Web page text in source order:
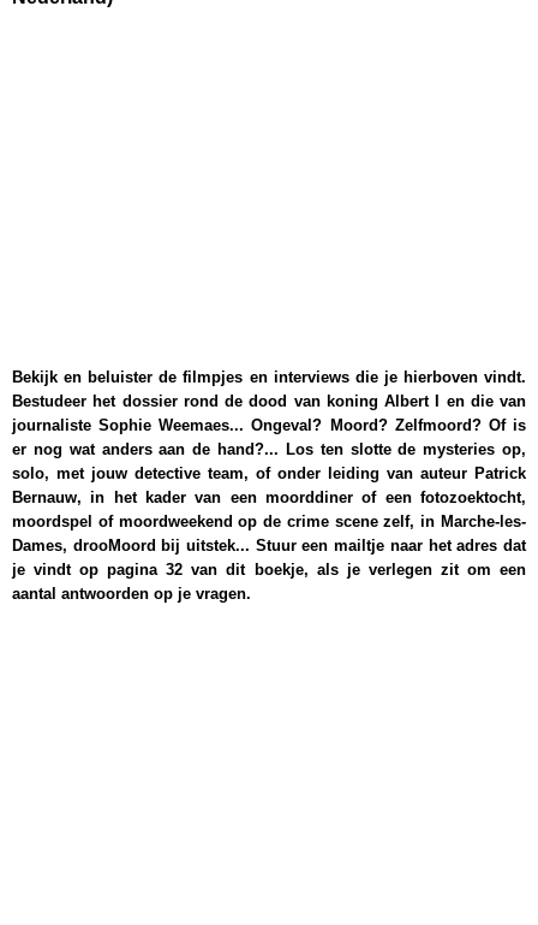
Bekijk en beluister de filmpjes en interviews die je hierboven vindt.
Bestudeer het dossier rond de dood van koning Albert I en die van
journaliste Sophie Weemaes... Ongeval? Moord? Zelfmoord? Of is
er nog wat anders aan de hand?... Los ten slotte de mysteries op,
solo, met jouw detective team, of onder leiding van auteur Patrick
Bernauw, in het kader van een moorddiner of een fotozoektocht,
moordspel of moordweekend op de crime scene zelf, in Marche-les-
Dames, drooMoord bij uitstek... Stuur een mailtje naar het adres dat
je vindt op pagina 32 van dit boekje, als je verlegen zit om een
aantal antwoorden op je vragen.